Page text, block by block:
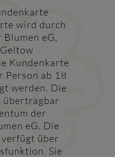
wird durch
Blumen eG,
Kundenkarte
Person ab 18
werden. Die
übertragbar
der
eG. Die
über
Sie